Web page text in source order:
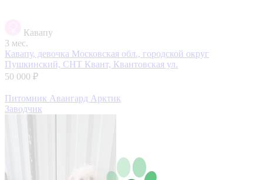
Кавапу
3 мес.
Кавапу, девочка Московская обл., городской округ
Пушкинский, СНТ Квант, Квантовская ул.
50 000 ₽
Питомник Авангард Арктик
Заводчик